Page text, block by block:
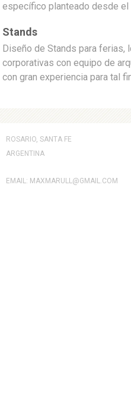
específico planteado desde el
Stands
Diseño de Stands para
corporativas con equipo de
con gran experiencia para tal
ROSARIO, SANTA FE
ARGENTINA
EMAIL: MAXMARULL@GMAIL.COM